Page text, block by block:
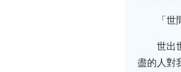
「
世出
盡的人對